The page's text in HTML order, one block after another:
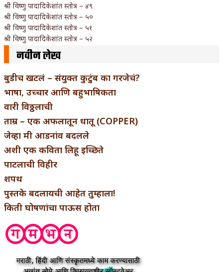
श्री विष्णु पादादिकेशांत स्तोत्र – ४९
श्री विष्णु पादादिकेशांत स्तोत्र – ५०
श्री विष्णु पादादिकेशांत स्तोत्र – ५१
श्री विष्णु पादादिकेशांत स्तोत्र – ५२
नवीन लेख
बुडीच खटलं – संयुक्त कुटुंब का गरजेचं?
भाषा, उच्चार आणि बहुभाषिकता
वारी विठ्ठलाची
ताम्र – एक अफलातून धातू (COPPER)
जेव्हा मी आडनांव बदलले
अशी एक कविता लिहू इच्छिते
पाटलाची विहीर
शपथ
पुस्तके बदलायची आहेत तुम्हाला!
किती घोषणांचा पाऊस होता